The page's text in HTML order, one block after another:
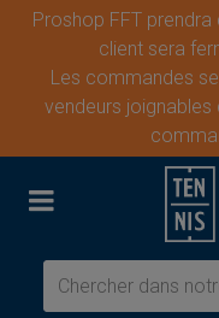
Proshop FFT
client sera
Les commandes
vendeurs